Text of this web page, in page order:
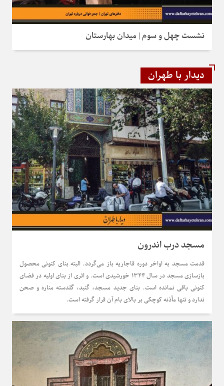
نشست چهل و سوم | میدان بهارستان
دیدار با طهران
مسجد درب اندرون
قدمت مسجد به اواخر دوره قاجاریه باز می‌گردد. البته بنای کنونی محصول
بازسازی مسجد در سال ۱۳۴۴ خورشیدی است. و اثری از بنای اولیه در فضای
کنونی باقی نمانده است. بنای جدید مسجد، گنبد، گلدسته مناره و صحن
ندارد و تنها مأذنه کوچکی بر بالای بام آن قرار گرفته است.